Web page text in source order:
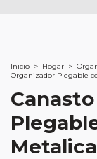
Inicio > Hogar >
Organizador Plegable